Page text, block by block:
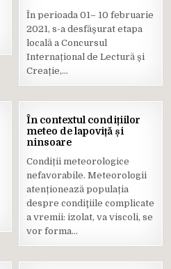
În perioada 01– 10 februarie
2021, s-a desfășurat etapa
locală a Concursul
Internațional de Lectură și
Creație,…
08
in
În contextul condițiilor
meteo de lapoviță și
ninsoare
Condiții meteorologice
nefavorabile. Meteorologii
atenționează populația
despre condiţiile complicate
a vremii: izolat, va viscoli, se
vor forma…